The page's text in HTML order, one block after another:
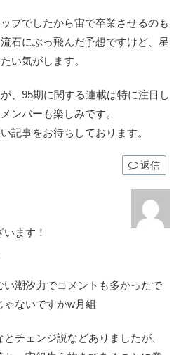
プでしたから宙で卒業させるのも
石にぶっ飛んだ予想ですけど、星
い気がします。
、95期に関する連載は特に注目し
ンバーも楽しみです。
記事をお待ちしております。
返信
ます！
潮汐力でコメントも多かったで
ないですかw月組
チェンジ説などありましたが、